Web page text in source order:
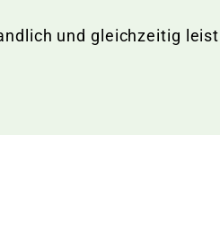
und gleichzeitig